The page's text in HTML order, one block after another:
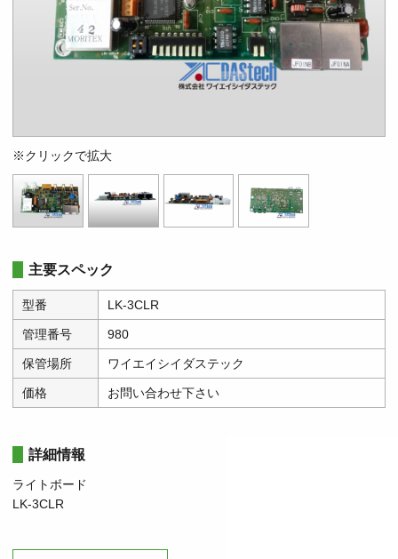
※クリックで拡大
主要スペック
型番 LK-3CLR
管理番号 980
保管場所 ワイエイシイダステック
価格 お問い合わせ下さい
詳細情報
ライトボード
LK-3CLR